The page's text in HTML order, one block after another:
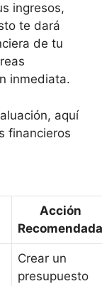
ingresos,
te dará
de tu
inmediata.
aquí
financieros
Acción
Recomendada
Crear un
presupuesto